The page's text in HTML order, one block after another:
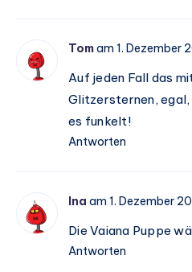
Tomam 1. Dezember
Auf jeden Fall das
Glitzersternen,
es funkelt!
Antworten
Ina am 1. Dezember
Die Vaiana Puppe
Antworten